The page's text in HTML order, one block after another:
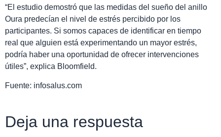
“El estudio demostró que las medidas del sueño del anillo
Oura predecían el nivel de estrés percibido por los
participantes. Si somos capaces de identificar en tiempo
real que alguien está experimentando un mayor estrés,
podría haber una oportunidad de ofrecer intervenciones
útiles”, explica Bloomfield.
Fuente: infosalus.com
Deja una respuesta